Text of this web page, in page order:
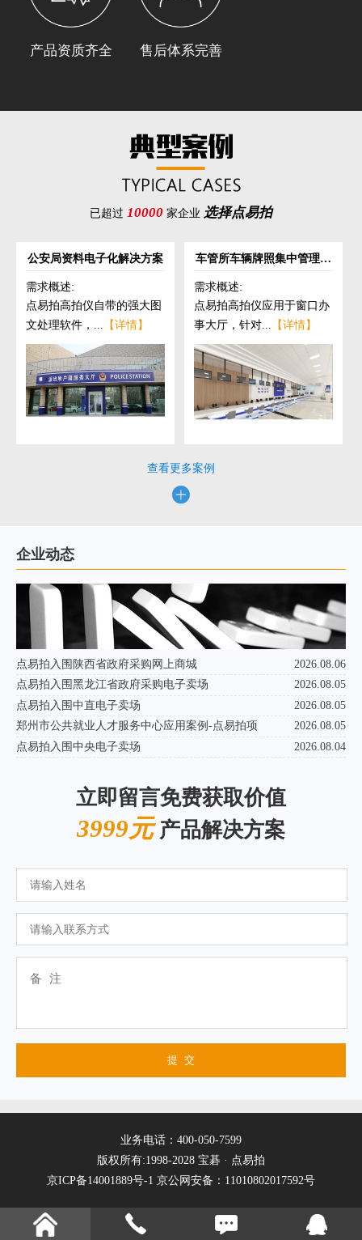
产品资质齐全 售后体系完善
已超过 10000 家企业 选择点易拍
公安局资料电子化解决方案
需求概述:
点易拍高拍仪自带的强大图
文处理软件，... 【详情】
车管所车辆牌照集中管理解
需求概述:
点易拍高拍仪应用于窗口办
事大厅，针对... 【详情】
查看更多案例
企业动态
点易拍入围陕西省政府采购网上商城
2026.08.06
点易拍入围黑龙江省政府采购电子卖场
2026.08.05
点易拍入围中直电子卖场
2026.08.05
郑州市公共就业人才服务中心应用案例-点易拍项
2026.08.05
点易拍入围中央电子卖场
2026.08.04
立即留言免费获取价值
3999元产品解决方案
业务电话：400-050-7599
版权所有:1998-2028 宝碁 · 点易拍
京ICP备14001889号-1 京公网安备：11010802017592号